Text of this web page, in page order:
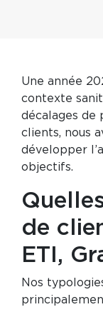
Une année
contexte
décalages de
clients, nous
développer
objectifs.
de
ETI,
Nos